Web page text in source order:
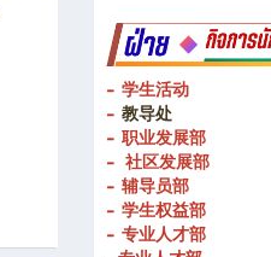
- 学生活动
- 教导处
- 职业发展部
- 社区发展部
- 辅导员部
- 学生权益部
- 专业人才部